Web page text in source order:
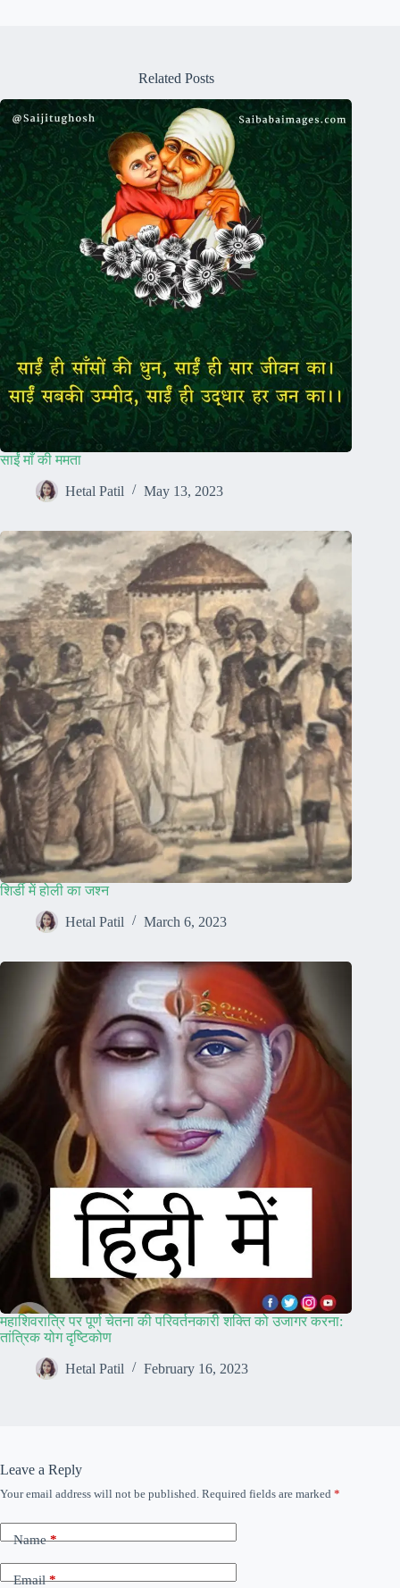
Related Posts
साईं माँ की ममता
Hetal Patil May 13, 2023
शिर्डी में होली का जश्न
Hetal Patil March 6, 2023
महाशिवरात्रि पर पूर्ण चेतना की परिवर्तनकारी शक्ति को उजागर करना:
तांत्रिक योग दृष्टिकोण
Hetal Patil February 16, 2023
Leave a Reply
Your email address will not be published. Required fields are marked *
Name*
Email*